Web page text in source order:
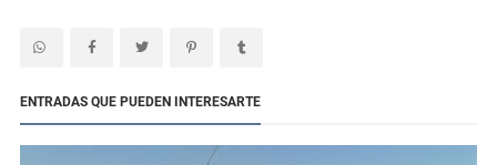
ENTRADAS QUE PUEDEN INTERESARTE